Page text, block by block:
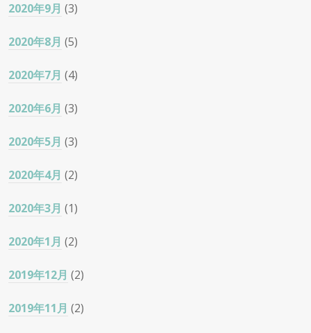
2020年9月 (3)
2020年8月 (5)
2020年7月 (4)
2020年6月 (3)
2020年5月 (3)
2020年4月 (2)
2020年3月 (1)
2020年1月 (2)
2019年12月 (2)
2019年11月 (2)